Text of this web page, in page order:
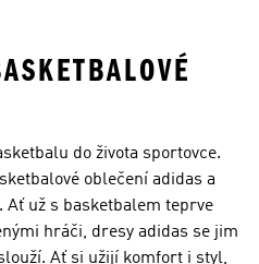
do života sportovce.
oblečení adidas a
Ať už s basketbalem teprve
hráči, dresy adidas se jim
Ať si užijí komfort i styl,